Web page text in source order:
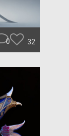
0 32